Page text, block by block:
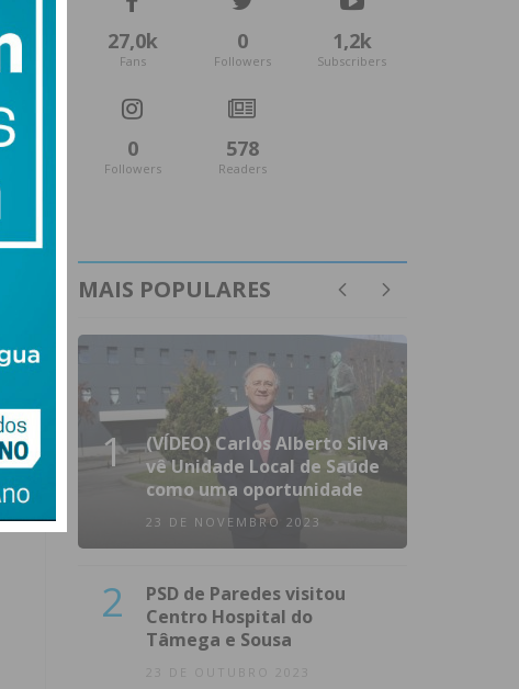
27,0k
Fans
0
Followers
1,2k
Subscribers
0
Followers
578
Readers
MAIS POPULARES
1
(VÍDEO) Carlos Alberto Silva
vê Unidade Local de Saúde
como uma oportunidade
23 DE NOVEMBRO 2023
2
PSD de Paredes visitou
Centro Hospital do
Tâmega e Sousa
23 DE OUTUBRO 2023